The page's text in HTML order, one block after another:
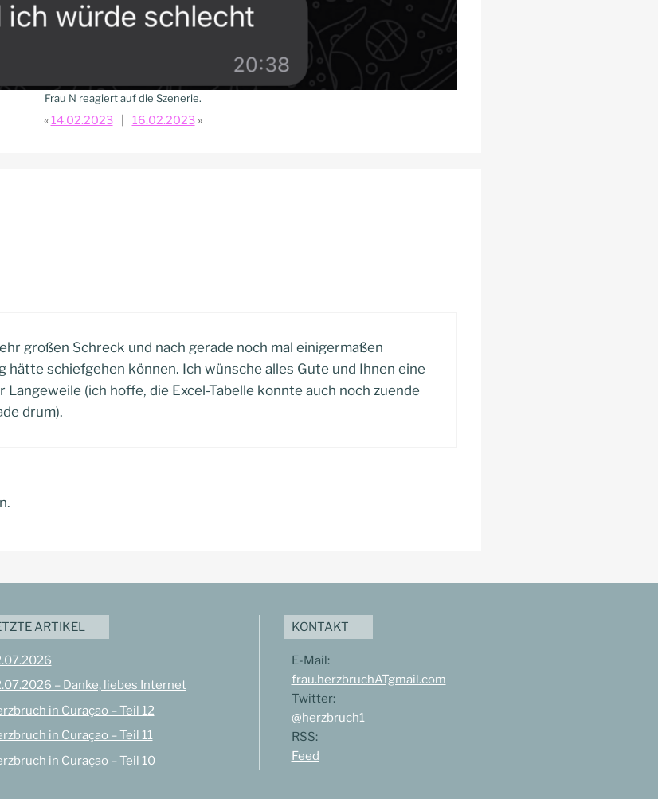
Frau N reagiert auf die Szenerie.
14.02.2023 16.02.2023
großen Schreck und nach gerade noch mal einigermaßen
hätte schiefgehen können. Ich wünsche alles Gute und Ihnen eine
(ich hoffe, die Excel-Tabelle konnte auch noch zuende
drum).
ARTIKEL
– Danke, liebes Internet
in Curaçao – Teil 12
in Curaçao – Teil 11
in Curaçao – Teil 10
KONTAKT
E-Mail:
frau.herzbruchATgmail.com
Twitter:
@herzbruch1
RSS:
Feed